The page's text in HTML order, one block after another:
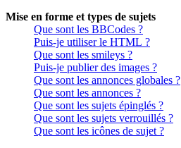
Mise en forme et types de sujets
Que sont les BBCodes ?
Puis-je utiliser le HTML ?
Que sont les smileys ?
Puis-je publier des images ?
Que sont les annonces globales ?
Que sont les annonces ?
Que sont les sujets épinglés ?
Que sont les sujets verrouillés ?
Que sont les icônes de sujet ?